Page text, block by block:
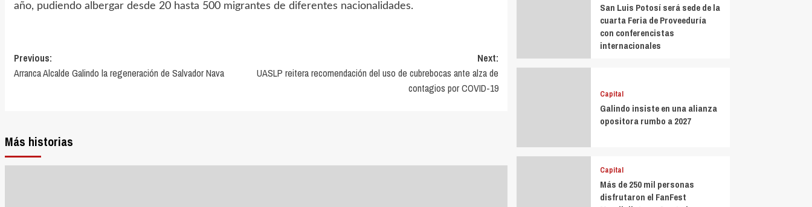
año, pudiendo albergar desde 20 hasta 500 migrantes de diferentes nacionalidades.
Previous:
Arranca Alcalde Galindo la regeneración de Salvador Nava
Next:
UASLP reitera recomendación del uso de cubrebocas ante alza de
contagios por COVID-19
Más historias
San Luis Potosí será sede de la
cuarta Feria de Proveeduría
con conferencistas
internacionales
Capital
Galindo insiste en una alianza
opositora rumbo a 2027
Capital
Más de 250 mil personas
disfrutaron el FanFest